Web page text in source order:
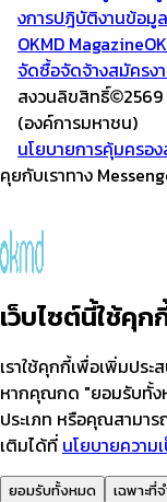
งการปฎิบัติงานข้อมู
OKMD Magazine
จัดซื้อจัดจ้างสมัครง
สงวนลิขสิทธิ์ 2569
(องค์การมหาชน)
นโยบายการคุ้มครอ
คุยกับเราทาง
เว็บไซต์นี้ใช้คุก
เราใช้คุกกี้เพื่อเพิ่มปร
หากคุณกด "ยอมรับทั้ง
ประเภท หรือคุณสามา
เติมได้ที่ นโยบายความ
ยอมรับทั้งหมด
เฉพาะที่